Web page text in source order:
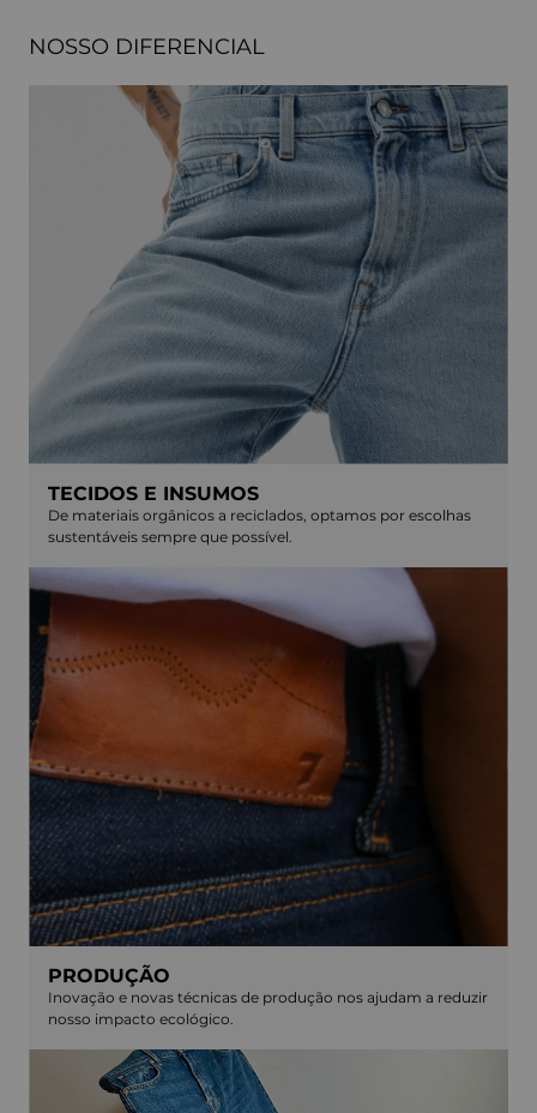
NOSSO DIFERENCIAL
TECIDOS E INSUMOS
De materiais orgânicos a reciclados, optamos por escolhas
sustentáveis sempre que possível.
PRODUÇÃO
Inovação e novas técnicas de produção nos ajudam a reduzir
nosso impacto ecológico.